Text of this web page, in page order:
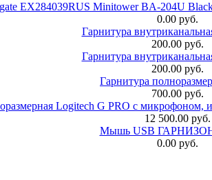
EX284039RUS Minitower BA-204U
0.00 руб.
Гарнитура
200.00 руб.
Гарнитура
200.00 руб.
Гарнитура
700.00 руб.
Logitech G PRO с микрофоном,
12 500.00 руб.
Мышь USB
0.00 руб.